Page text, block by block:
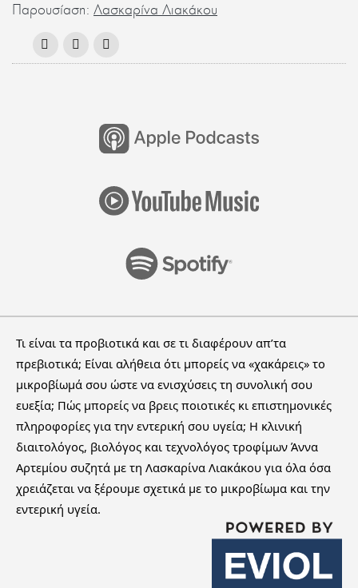
Παρουσίαση: Λασκαρίνα Λιακάκου
Τι είναι τα προβιοτικά και σε τι διαφέρουν απ’τα
πρεβιοτικά; Είναι αλήθεια ότι μπορείς να «χακάρεις» το
μικροβίωμά σου ώστε να ενισχύσεις τη συνολική σου
ευεξία; Πώς μπορείς να βρεις ποιοτικές κι επιστημονικές
πληροφορίες για την εντερική σου υγεία; Η κλινική
διαιτολόγος, βιολόγος και τεχνολόγος τροφίμων Άννα
Αρτεμίου συζητά με τη Λασκαρίνα Λιακάκου για όλα όσα
χρειάζεται να ξέρουμε σχετικά με το μικροβίωμα και την
εντερική υγεία.